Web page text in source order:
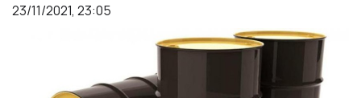
23/11/2021, 23:05